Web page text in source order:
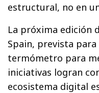
estructural, no en
La próxima edición
Spain, prevista
termómetro para
iniciativas logran
ecosistema digital